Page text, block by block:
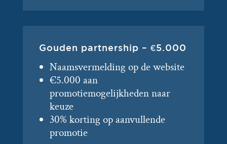
Gouden partnership – €5.000
Naamsvermelding op de website
€5.000 aan
promotiemogelijkheden naar
keuze
30% korting op aanvullende
promotie